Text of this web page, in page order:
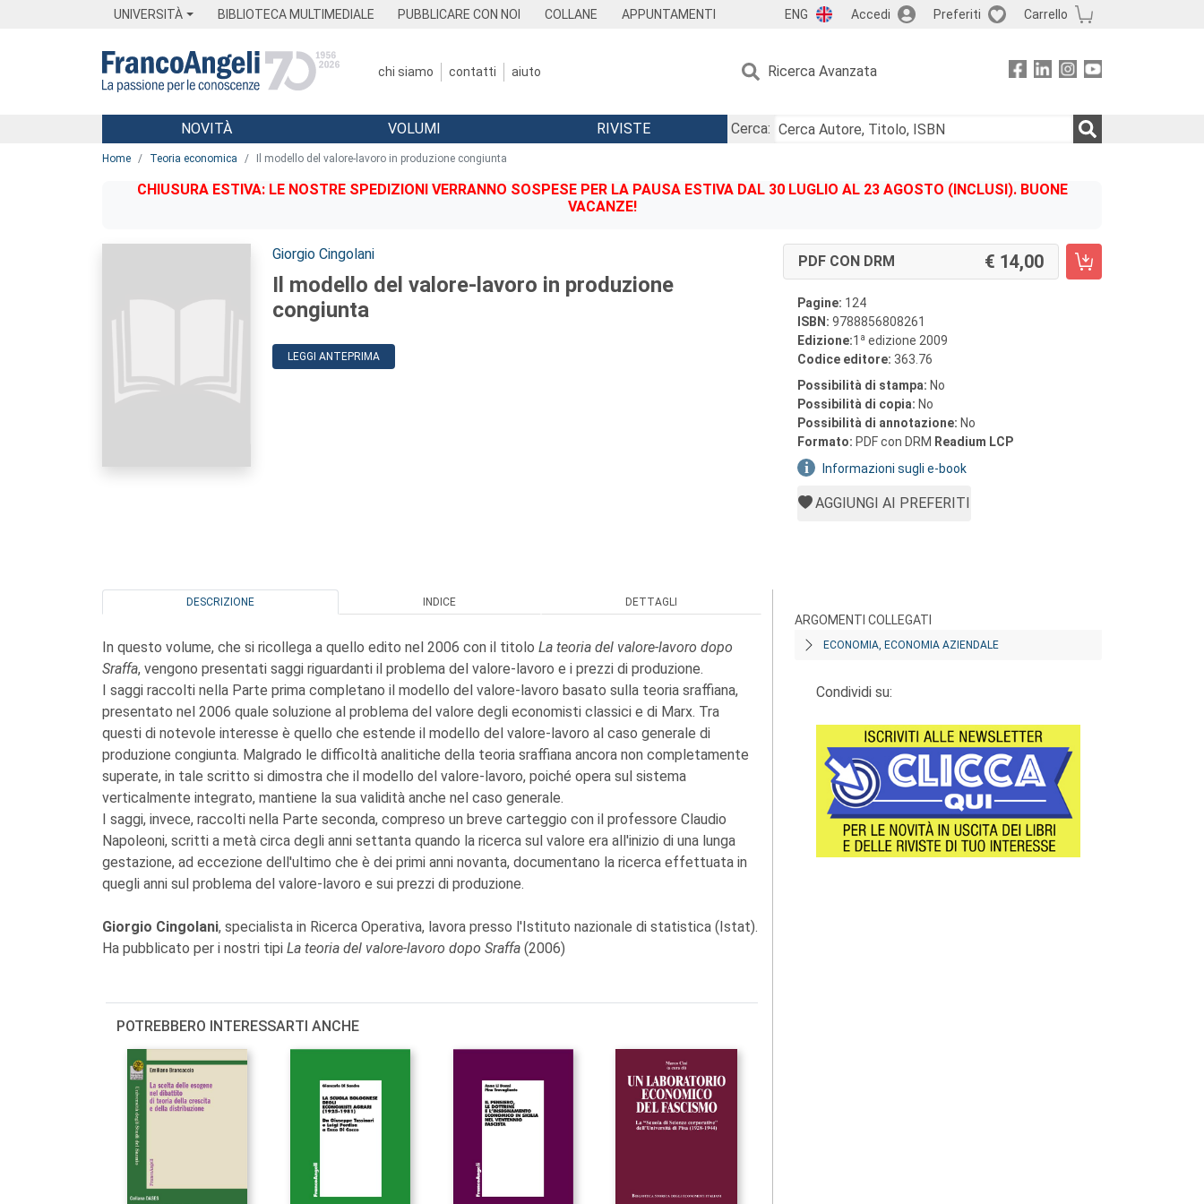
UNIVERSITÀ BIBLIOTECA MULTIMEDIALE PUBBLICARE CON NOI COLLANE APPUNTAMENTI ENG Accedi Preferiti Carrello
chi siamo contatti aiuto Ricerca Avanzata
Menu
NOVITÀ VOLUMI RIVISTE
Cerca:
Home Teoria economica Il modello del valore-lavoro in produzione congiunta
CHIUSURA ESTIVA: LE NOSTRE SPEDIZIONI VERRANNO SOSPESE PER LA PAUSA ESTIVA DAL 30 LUGLIO AL 23 AGOSTO (INCLUSI). BUONE
VACANZE!
Autori:
Giorgio Cingolani
Il modello del valore-lavoro in produzione
congiunta
LEGGI ANTEPRIMA
PDF CON DRM 14,00
Pagine: 124
ISBN: 9788856808261
Edizione:1 a edizione 2009
Codice editore: 363.76
Possibilità di stampa: No
Possibilità di copia: No
Possibilità di annotazione: No
Formato: PDF con DRM Readium LCP
Informazioni sugli e-book
AGGIUNGI AI PREFERITI
DESCRIZIONE INDICE DETTAGLI
In questo volume, che si ricollega a quello edito nel 2006 con il titolo La teoria del valore-lavoro dopo
Sraffa, vengono presentati saggi riguardanti il problema del valore-lavoro e i prezzi di produzione.
I saggi raccolti nella Parte prima completano il modello del valore-lavoro basato sulla teoria sraffiana,
presentato nel 2006 quale soluzione al problema del valore degli economisti classici e di Marx. Tra
questi di notevole interesse è quello che estende il modello del valore-lavoro al caso generale di
produzione congiunta. Malgrado le difficoltà analitiche della teoria sraffiana ancora non completamente
superate, in tale scritto si dimostra che il modello del valore-lavoro, poiché opera sul sistema
verticalmente integrato, mantiene la sua validità anche nel caso generale.
I saggi, invece, raccolti nella Parte seconda, compreso un breve carteggio con il professore Claudio
Napoleoni, scritti a metà circa degli anni settanta quando la ricerca sul valore era all'inizio di una lunga
gestazione, ad eccezione dell'ultimo che è dei primi anni novanta, documentano la ricerca effettuata in
quegli anni sul problema del valore-lavoro e sui prezzi di produzione.
Giorgio Cingolani, specialista in Ricerca Operativa, lavora presso l'Istituto nazionale di statistica (Istat).
Ha pubblicato per i nostri tipi La teoria del valore-lavoro dopo Sraffa (2006)
POTREBBERO INTERESSARTI ANCHE
ARGOMENTI COLLEGATI
ECONOMIA, ECONOMIA AZIENDALE
Condividi su: